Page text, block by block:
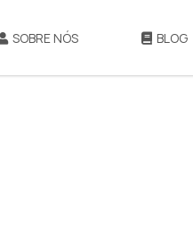
SOBRE NÓS BLOG